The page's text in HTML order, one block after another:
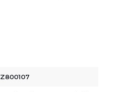
Z800107